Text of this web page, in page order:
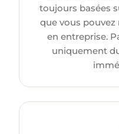
toujours basées
que vous
en entreprise.
uniquement